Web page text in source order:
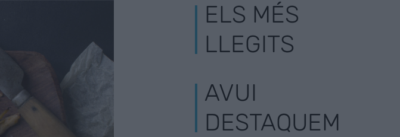
ELS MÉS
LLEGITS
AVUI
DESTAQUEM